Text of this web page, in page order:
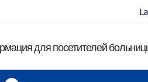
для посетителей